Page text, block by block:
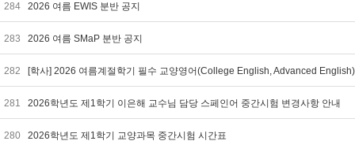
284 2026 여름 EWIS 분반 공지
283 2026 여름 SMaP 분반 공지
282 [학사] 2026 여름계절학기 필수 교양영어(College English, Advanced
281 2026학년도 제1학기 이은해 교수님 담당 스페인어 중간시험 변경사항 안내
280 2026학년도 제1학기 교양과목 중간시험 시간표